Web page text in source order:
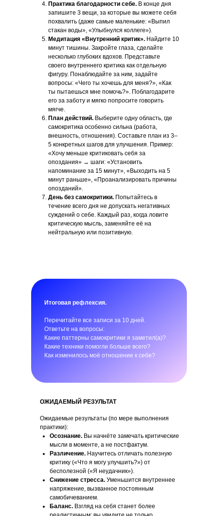
Практика благодарности себе. В конце дня
запишите 3 вещи, за которые вы можете себя
похвалить (даже самые маленькие: «Выпил
стакан воды», «Улыбнулся коллеге»).
Медитация «Внутренний критик». Найдите 10
минут тишины. Закройте глаза, сделайте
несколько глубоких вдохов. Представьте
своего внутреннего критика как отдельную
фигуру. Понаблюдайте за ним, задайте
вопросы: «Чего ты хочешь для меня?», «Как
ты пытаешься мне помочь?». Поблагодарите
его за заботу и мягко попросите говорить
мягче.
План действий. Выберите одну область, где
самокритика особенно сильна (работа,
внешность, отношения). Составьте план из 3–
5 конкретных шагов для улучшения. Пример:
«Хочу меньше критиковать себя за
опоздания» → шаги: «Установить
напоминание за 15 минут», «Выходить на 5
минут раньше», «Проанализировать причины
опозданий».
День без самокритики. Попытайтесь в
течение всего дня не допускать негативных
суждений о себе. Каждый раз, когда ловите
критическую мысль, заменяйте её на
нейтральную или позитивную.
Итоговая рефлексия.
Перечитайте все записи за 10 дней.
Ответьте на вопросы:
Какие паттерны самокритики я заметил(а)?
Какие техники помогли больше всего?
Как изменилось моё отношение к себе?
Ожидаемые результаты (по мере выполнения
практики):
Осознание. Вы начнёте замечать критические
мысли в моменте, а не постфактум.
Различение. Научитесь отличать полезную
критику («Что я могу улучшить?») от
бесполезной («Я неудачник»).
Снижение стресса. Уменьшится внутреннее
напряжение, вызванное постоянным
самобичеванием.
Баланс. Взгляд на себя станет более
ОЖИДАЕМЫЙ РЕЗУЛЬТАТ